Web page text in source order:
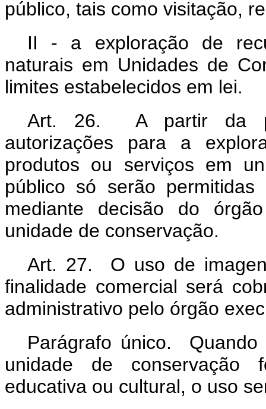
público, tais como visitação,
II - a exploração de
naturais em Unidades de
limites estabelecidos em lei.
Art. 26. A partir da
autorizações para a
produtos ou serviços em
público só serão
mediante decisão do
unidade de conservação.
Art. 27. O uso de
finalidade comercial será
administrativo pelo órgão
Parágrafo único.
unidade de conservação
educativa ou cultural, o uso